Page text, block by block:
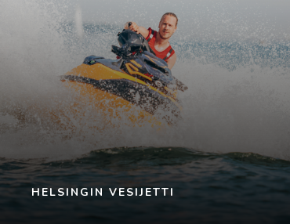
HELSINGIN VESIJETTI